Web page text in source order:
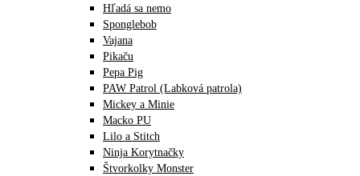
Hľadá sa nemo
Sponglebob
Vajana
Pikaču
Pepa Pig
PAW Patrol (Labková patrola)
Mickey a Minie
Macko PU
Lilo a Stitch
Ninja Korytnačky
Štvorkolky Monster